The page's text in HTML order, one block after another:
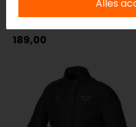
District Motorjas
189,00
Alles